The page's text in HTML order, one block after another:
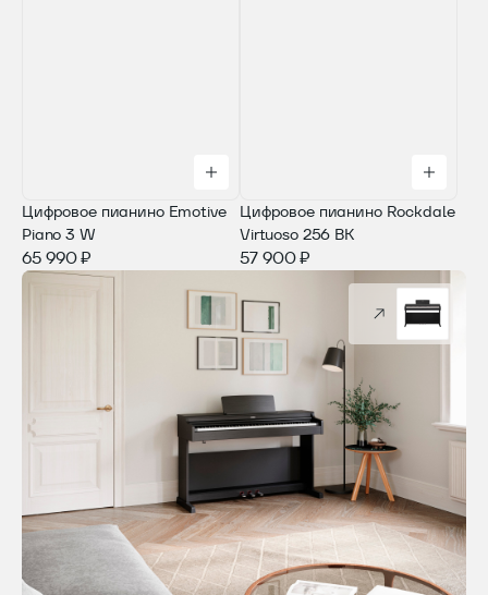
Цифровое пианино Emotive
Piano 3 W
65 990 ₽
Цифровое пианино Rockdale
Virtuoso 256 BK
57 900 ₽